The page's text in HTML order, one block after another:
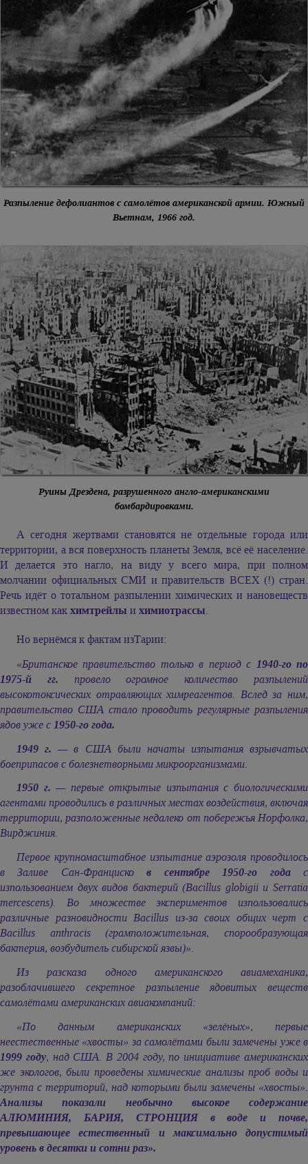
Разпыление дефолиантов с самолётов американской армии. Южный
Вьетнам, 1966 год.
Руины Дрездена, разрушенного англо-американскими
бомбардировками.
А сегодня жертвами становятся не отдельные города или
территории, а вся поверхность планеты Земля, всё её население.
И делается это нагло, на виду у всего мира, при полном
молчании официальных СМИ и правительств ВСЕХ (!) стран.
Речь идёт о тотальном разпылении химических и нановеществ
известном какхимтрейлы и химиотрассы.
Но вернёмся к фактам изТарии:
«Британское правительство только в период с 1940-го по
1975-й гг. провело огромное количество разпылений
высокотоксических отравляющих химреагентов. Вслед за ним,
правительство США стало проводить регулярные разпыления
ядов уже с1950-го года.
1949 г. — в США были начаты изпытания взрывчатых
боеприпасов с болезнетворными микроорганизмами.
1950 г. — первые открытые изпытания с биологическими
агентами проводились в различных местах воздействия, включая
территории, разположенные недалеко от побережья Норфолка,
Вирджиния.
Первое крупномасштабное изпытание аэрозоля проводилось
в Заливе Сан-Францисков сентябре 1950-го годас
изпользованием двух видов бактерий (Bacillus globigii и Serratia
mercescens). Во множестве экспериментов изпользовались
различные разновидности Bacillus из-за своих общих черт c
Bacillus anthracis (грамположительная, спорообразующая
бактерия, возбудитель сибирской язвы)».
Из разсказа одного американского авиамеханика,
разоблачившего секретное разпыление ядовитых веществ
самолётами американских авиакомпаний:
«По данным американских «зелёных», первые
неестественные «хвосты» за самолётами были замечены уже в
1999 году, над США. В 2004 году, по инициативе американских
же экологов, были проведены химические анализы проб воды и
грунта с территорий, над которыми были замечены «хвосты».
Анализы показали необычно высокое содержание
АЛЮМИНИЯ, БАРИЯ, СТРОНЦИЯ в воде и почве,
превышающее естественный и максимально допустимый
уровень в десятки и сотни раз».